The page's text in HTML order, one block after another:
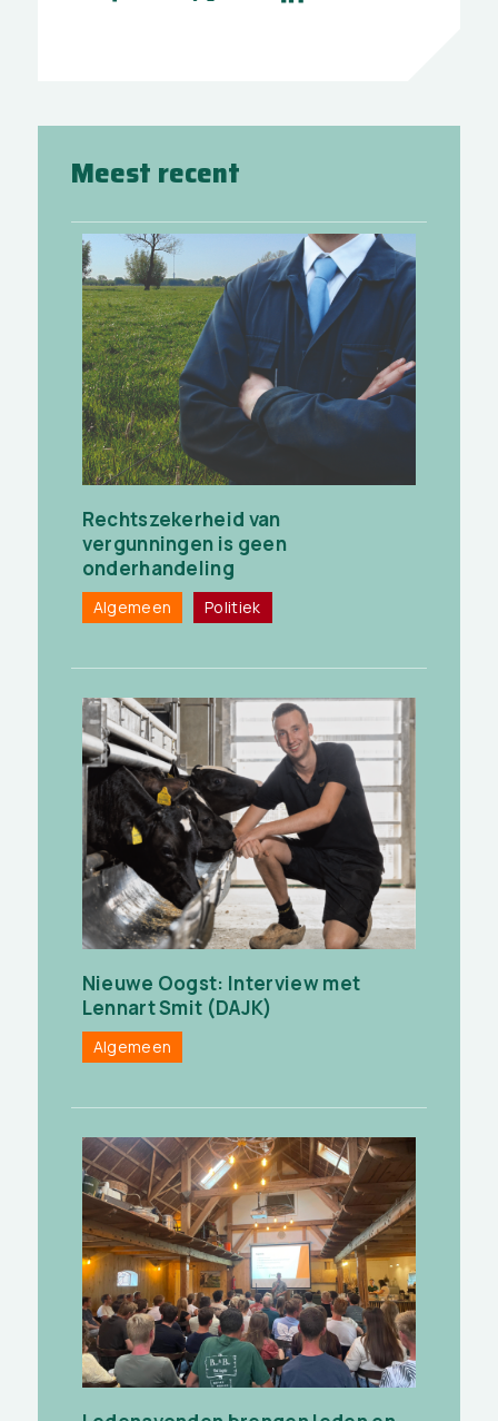
Meest recent
Rechtszekerheid van
vergunningen is geen
onderhandeling
Algemeen Politiek
Nieuwe Oogst: Interview met
Lennart Smit (DAJK)
Algemeen